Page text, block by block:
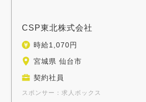
CSP東北株式会社
時給1,070円
宮城県 仙台市
契約社員
スポンサー：求人ボックス